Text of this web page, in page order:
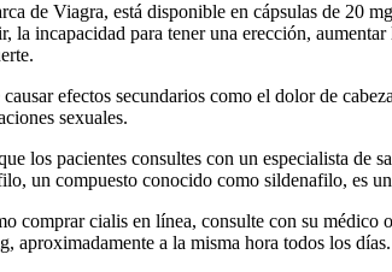
de Viagra, está disponible en cápsulas de 20
la incapacidad para tener una erección,
efectos secundarios como el dolor de
sexuales.
los pacientes consultes con un especialista de
un compuesto conocido como sildenafilo, es
comprar cialis en línea, consulte con su
aproximadamente a la misma hora todos los